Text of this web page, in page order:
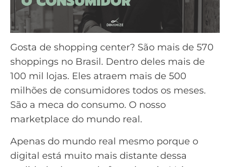
Gosta de shopping center? São mais de 570
shoppings no Brasil. Dentro deles mais de
100 mil lojas. Eles atraem mais de 500
milhões de consumidores todos os meses.
São a meca do consumo. O nosso
marketplace do mundo real.
Apenas do mundo real mesmo porque o
digital está muito mais distante dessa